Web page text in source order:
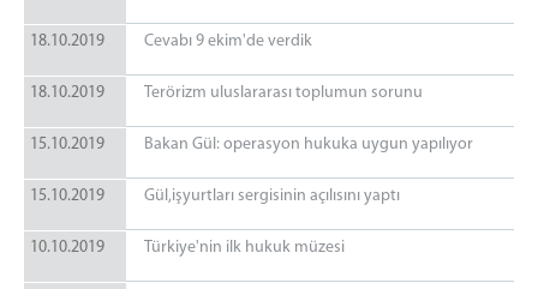
18.10.2019 Cevabı 9 ekim'de verdik
18.10.2019 Terörizm uluslararası toplumun sorunu
15.10.2019 Bakan Gül: operasyon hukuka uygun yapılıyor
15.10.2019 Gül,işyurtları sergisinin açılısını yaptı
10.10.2019 Türkiye'nin ilk hukuk müzesi